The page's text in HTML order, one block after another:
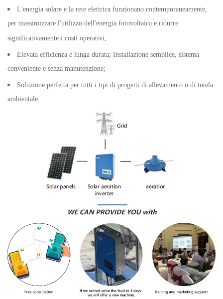
L'energia solare e la rete elettrica funzionano contemporaneamente,
per massimizzare l'utilizzo dell'energia fotovoltaica e ridurre
significativamente i costi operativi;
Elevata efficienza e lunga durata; Installazione semplice, sistema
conveniente e senza manutenzione;
Soluzione perfetta per tutti i tipi di progetti di allevamento o di tutela
ambientale.